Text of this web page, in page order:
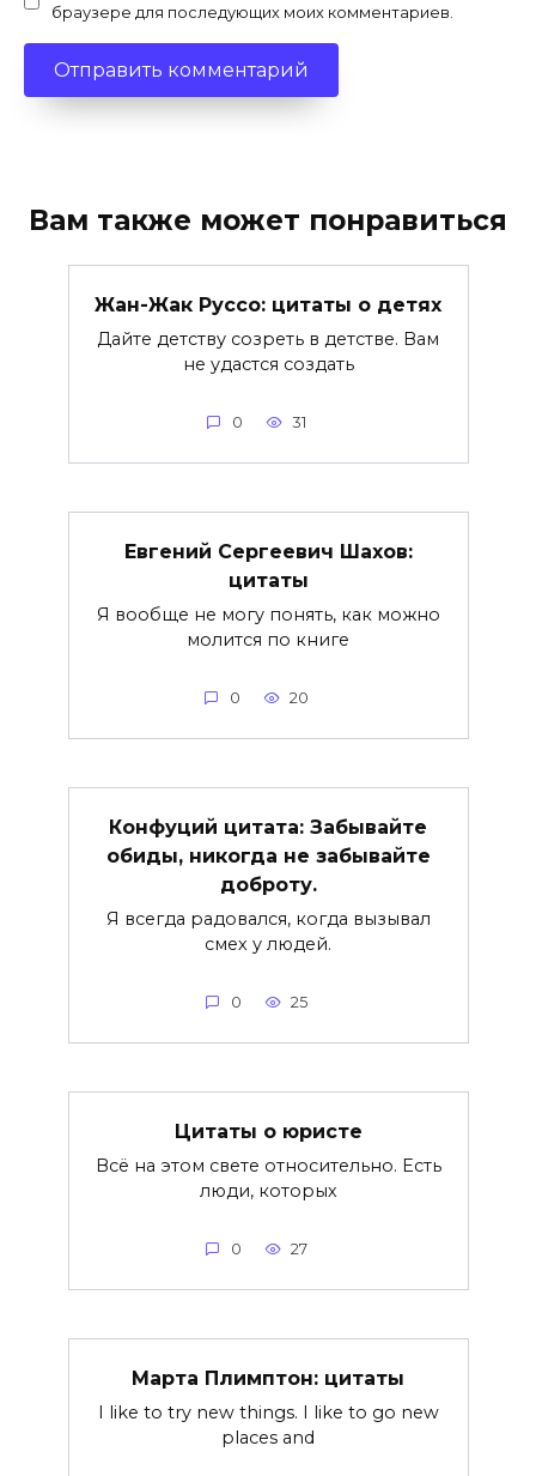
браузере для последующих моих комментариев.
Вам также может понравиться
Жан-Жак Руссо: цитаты о детях
Дайте детству созреть в детстве. Вам
не удастся создать
0 31
Евгений Сергеевич Шахов:
цитаты
Я вообще не могу понять, как можно
молится по книге
0 20
Конфуций цитата: Забывайте
обиды, никогда не забывайте
доброту.
Я всегда радовался, когда вызывал
смех у людей.
0 25
Цитаты о юристе
Всё на этом свете относительно. Есть
люди, которых
0 27
Марта Плимптон: цитаты
I like to try new things. I like to go new
places and